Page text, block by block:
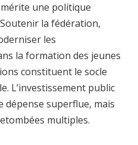
une politique
la fédération,
les
la formation des jeunes
constituent le socle
L’investissement public
dépense superflue, mais
multiples.